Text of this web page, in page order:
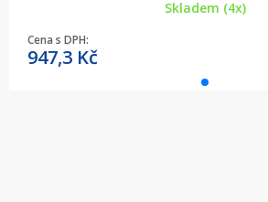
Skladem (4x)
Cena s DPH:
947,3 Kč